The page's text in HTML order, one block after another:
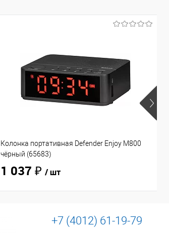
Колонка портативная Defender Enjoy M800
чёрный (65683)
1 037 ₽ / шт
+7 (4012) 61-19-79